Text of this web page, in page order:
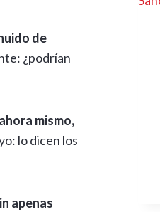
de
¿podrían
mismo,
lo dicen los
apenas